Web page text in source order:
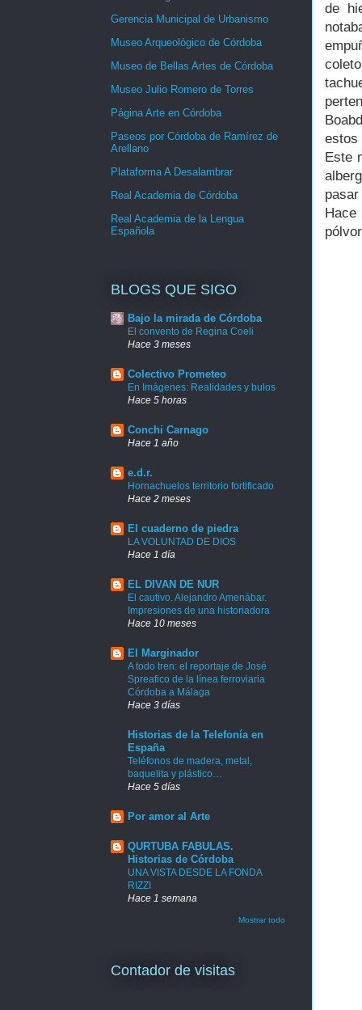
de
estos
Este
Gerencia Municipal de Urbanismo
Museo Arqueológico de Córdoba
Museo de Bellas Artes de Córdoba
Museo Julio Romero de Torres
Página Arte en Córdoba
Paseos por Córdoba de Ramírez de
Arellano
Plataforma A Desalambrar
Real Academia de Córdoba
Real Academia de la Lengua
Española
BLOGS QUE SIGO
Bajo la mirada de Córdoba
El convento de Regina Coeli
Hace 3 meses
Colectivo Prometeo
En Imágenes: Realidades y bulos
Hace 5 horas
Conchi Carnago
Hace 1 año
e.d.r.
Hornachuelos territorio fortificado
Hace 2 meses
El cuaderno de piedra
LA VOLUNTAD DE DIOS
Hace 1 día
EL DIVAN DE NUR
El cautivo. Alejandro Amenábar.
Impresiones de una historiadora
Hace 10 meses
El Marginador
A todo tren: el reportaje de José
Spreafico de la línea ferroviaria
Córdoba a Málaga
Hace 3 días
Historias de la Telefonía en
España
Teléfonos de madera, metal,
baquelita y plástico…
Hace 5 días
Por amor al Arte
QURTUBA FABULAS.
Historias de Córdoba
UNA VISTA DESDE LA FONDA
RIZZI
Hace 1 semana
Mostrar todo
Contador de visitas